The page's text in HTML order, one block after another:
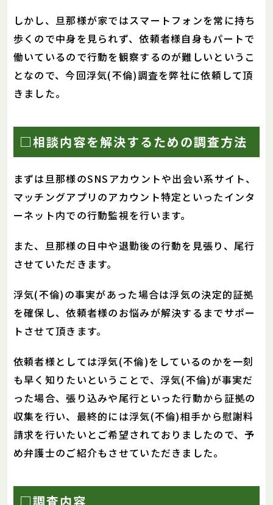
しかし、旦那様が家ではスマートフォンを常に持ち
歩くので中身を見られず、依頼者様自身もパートで
働いているので行動を観察するのが難しいというこ
となので、今回浮気(不倫)調査を弊社に依頼して頂
きました。
□相談内容を解決するための調査方法
まずは旦那様のSNSアカウントや出会い系サイト、
マッチングアプリのアカウント特定といったインタ
ーネット内での行動監視を行います。
また、旦那様の日中や退勤後の行動を見張り、尾行
させていただきます。
浮気(不倫)の事実があった場合は浮気の決定的証拠
を確保し、依頼者様のお悩みが解決するまでサポー
トさせて頂きます。
依頼者様としては浮気(不倫)をしているのかを一刻
も早く知りたいということで、浮気(不倫)が事実だ
った場合、張り込みや尾行といった行動から証拠の
収集を行い、最終的には浮気(不倫)相手から慰謝料
請求を行いたいとご希望されておりましたので、予
め弁護士のご紹介もさせていただきました。
□調査内容